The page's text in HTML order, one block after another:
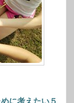
に考えたい５